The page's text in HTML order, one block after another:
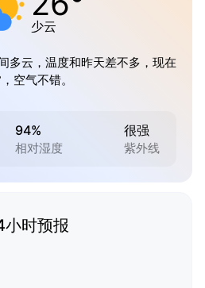
少云
多云，温度和昨天差不多，现在
空气不错。
94%
相对湿度
很强
紫外线
小时预报